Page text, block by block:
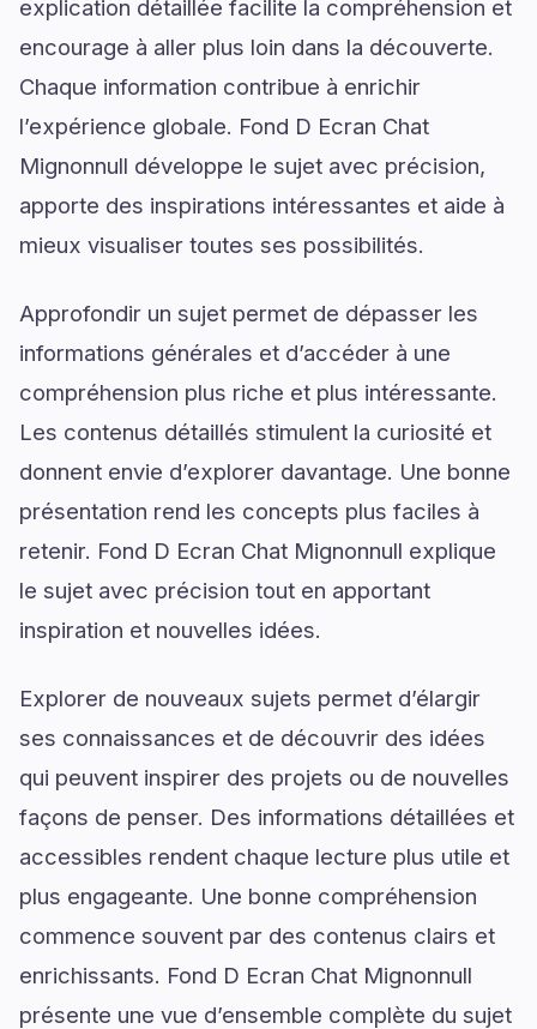
explication détaillée facilite la compréhension et
encourage à aller plus loin dans la découverte.
Chaque information contribue à enrichir
l’expérience globale. Fond D Ecran Chat
Mignonnull développe le sujet avec précision,
apporte des inspirations intéressantes et aide à
mieux visualiser toutes ses possibilités.
Approfondir un sujet permet de dépasser les
informations générales et d’accéder à une
compréhension plus riche et plus intéressante.
Les contenus détaillés stimulent la curiosité et
donnent envie d’explorer davantage. Une bonne
présentation rend les concepts plus faciles à
retenir. Fond D Ecran Chat Mignonnull explique
le sujet avec précision tout en apportant
inspiration et nouvelles idées.
Explorer de nouveaux sujets permet d’élargir
ses connaissances et de découvrir des idées
qui peuvent inspirer des projets ou de nouvelles
façons de penser. Des informations détaillées et
accessibles rendent chaque lecture plus utile et
plus engageante. Une bonne compréhension
commence souvent par des contenus clairs et
enrichissants. Fond D Ecran Chat Mignonnull
présente une vue d’ensemble complète du sujet